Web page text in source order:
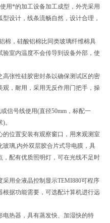
用*的加工设备加工成型，外壳采用
设计，线条流畅自然，设计合理，
棉，硅酸铝棉比同类玻璃纤维棉具
室内温度不会传导到设备外部，使
张性硅胶密封条以确保测试区的密
，耐用，采用无反作用门把手，操
信号线使用(直径50mm，标配一
。
位置安装有观察窗口，用来观测室
璃,内外双层胶合片式导电膜，具
配有优质照明灯，可在光线不足时
用全液晶控制显示TEMI880可程序
据功能需要，可选配计算机进行远
电热器，具有蒸发快、加湿快的特